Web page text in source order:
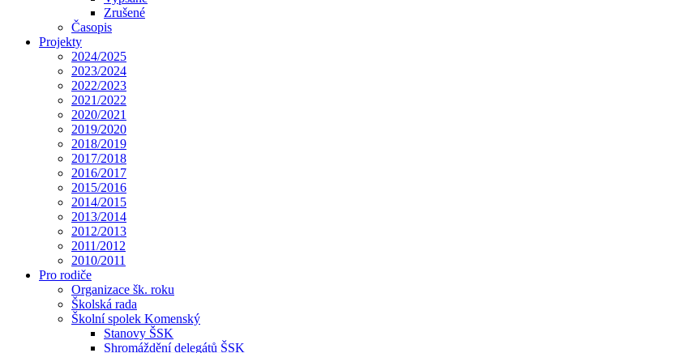
Zrušené
Časopis
Projekty
2024/2025
2023/2024
2022/2023
2021/2022
2020/2021
2019/2020
2018/2019
2017/2018
2016/2017
2015/2016
2014/2015
2013/2014
2012/2013
2011/2012
2010/2011
Pro rodiče
Organizace šk. roku
Školská rada
Školní spolek Komenský
Stanovy ŠSK
Shromáždění delegátů ŠSK